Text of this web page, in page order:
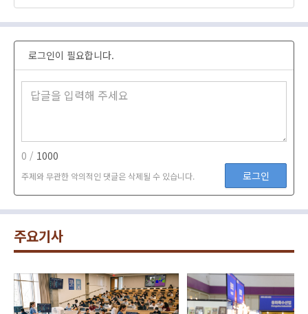
로그인이 필요합니다.
0 / 1000
주제와 무관한 악의적인 댓글은 삭제될 수 있습니다. 로그인
주요기사